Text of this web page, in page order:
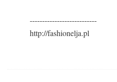
---------------------------
http://fashionelja.pl